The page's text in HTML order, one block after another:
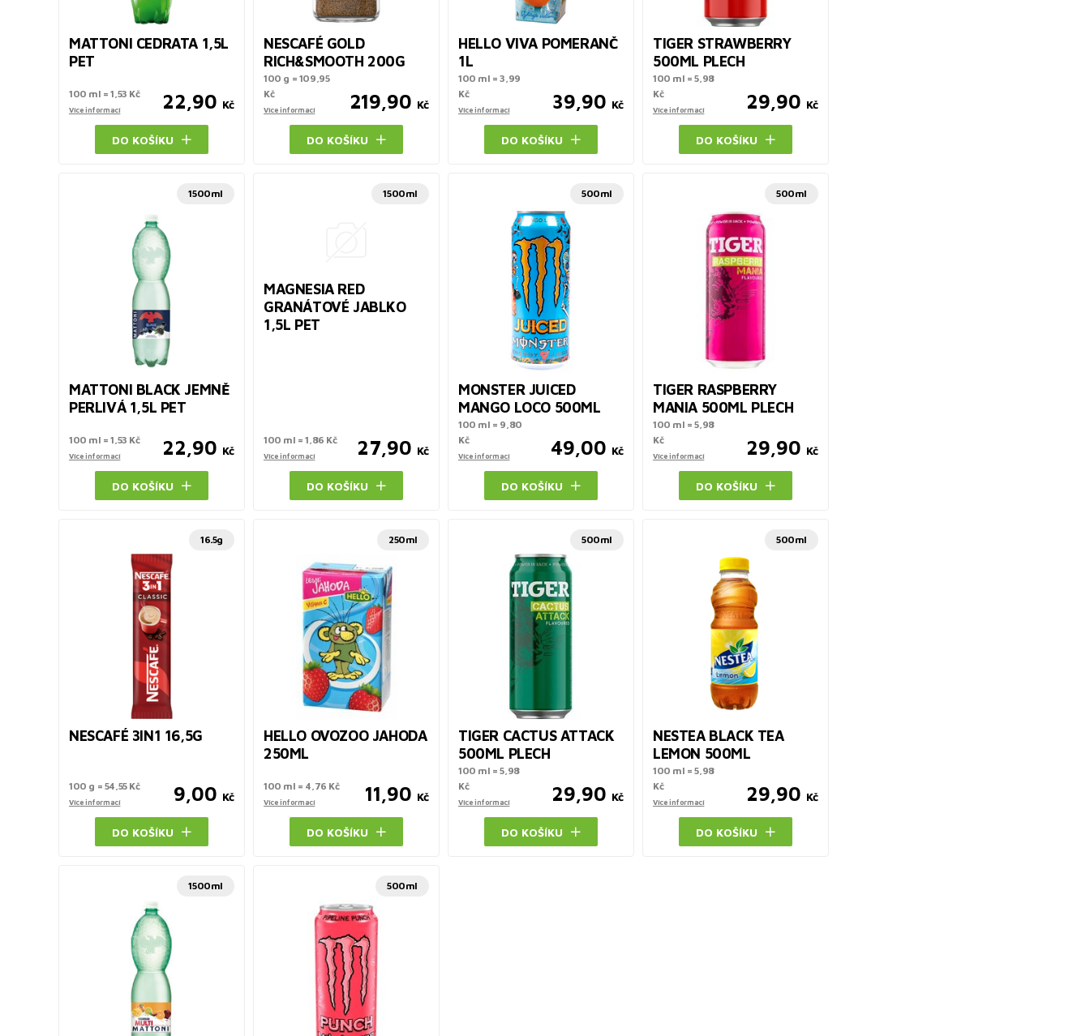
MATTONI CEDRATA 1,5L
PET
100 ml = 1,53 Kč
Více informací 22,90 Kč
DO KOŠÍKU
NESCAFÉ GOLD
RICH&SMOOTH 200G
100 g = 109,95
Kč
Více informací 219,90 Kč
DO KOŠÍKU
HELLO VIVA POMERANČ
1L
100 ml = 3,99
Kč
Více informací 39,90 Kč
DO KOŠÍKU
TIGER STRAWBERRY
500ML PLECH
100 ml = 5,98
Kč
Více informací 29,90 Kč
DO KOŠÍKU
1500ml
MATTONI BLACK JEMNĚ
PERLIVÁ 1,5L PET
100 ml = 1,53 Kč
Více informací 22,90 Kč
DO KOŠÍKU
1500ml
MAGNESIA RED
GRANÁTOVÉ JABLKO
1,5L PET
100 ml = 1,86 Kč
Více informací 27,90 Kč
DO KOŠÍKU
500ml
MONSTER JUICED
MANGO LOCO 500ML
100 ml = 9,80
Kč
Více informací 49,00 Kč
DO KOŠÍKU
500ml
TIGER RASPBERRY
MANIA 500ML PLECH
100 ml = 5,98
Kč
Více informací 29,90 Kč
DO KOŠÍKU
16.5g
NESCAFÉ 3IN1 16,5G
100 g = 54,55 Kč
Více informací 9,00 Kč
DO KOŠÍKU
250ml
HELLO OVOZOO JAHODA
250ML
100 ml = 4,76 Kč
Více informací 11,90 Kč
DO KOŠÍKU
500ml
TIGER CACTUS ATTACK
500ML PLECH
100 ml = 5,98
Kč
Více informací 29,90 Kč
DO KOŠÍKU
500ml
NESTEA BLACK TEA
LEMON 500ML
100 ml = 5,98
Kč
Více informací 29,90 Kč
DO KOŠÍKU
1500ml 500ml